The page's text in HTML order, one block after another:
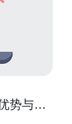
势与应